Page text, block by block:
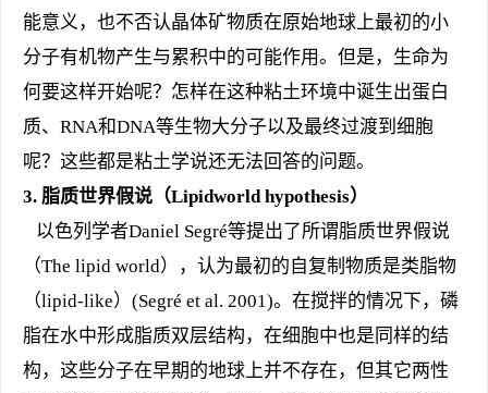
能意义，也不否认晶体矿物质在原始地球上最初的小
分子有机物产生与累积中的可能作用。但是，生命为
何要这样开始呢？怎样在这种粘土环境中诞生出蛋白
质、RNA和DNA等生物大分子以及最终过渡到细胞
呢？这些都是粘土学说还无法回答的问题。
3. 脂质世界假说（Lipidworld hypothesis）
以色列学者Daniel Segré等提出了所谓脂质世界假说
（The lipid world），认为最初的自复制物质是类脂物
（lipid-like）(Segré et al. 2001)。在搅拌的情况下，磷
脂在水中形成脂质双层结构，在细胞中也是同样的结
构，这些分子在早期的地球上并不存在，但其它两性